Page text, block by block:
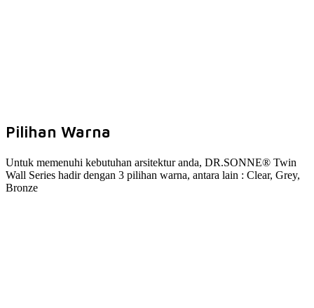
Pilihan Warna
Untuk memenuhi kebutuhan arsitektur anda, DR.SONNE® Twin
Wall Series hadir dengan 3 pilihan warna, antara lain : Clear, Grey,
Bronze